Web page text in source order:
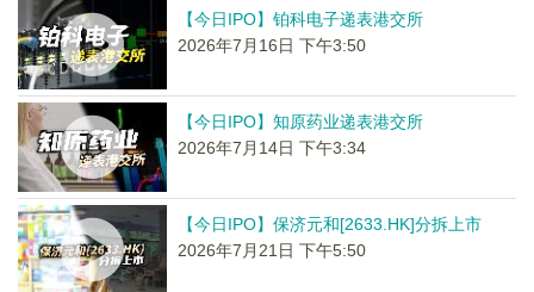
【今日IPO】铂科电子递表港交所
2026年7月16日 下午3:50
【今日IPO】知原药业递表港交所
2026年7月14日 下午3:34
【今日IPO】保济元和[2633.HK]分拆上市
2026年7月21日 下午5:50